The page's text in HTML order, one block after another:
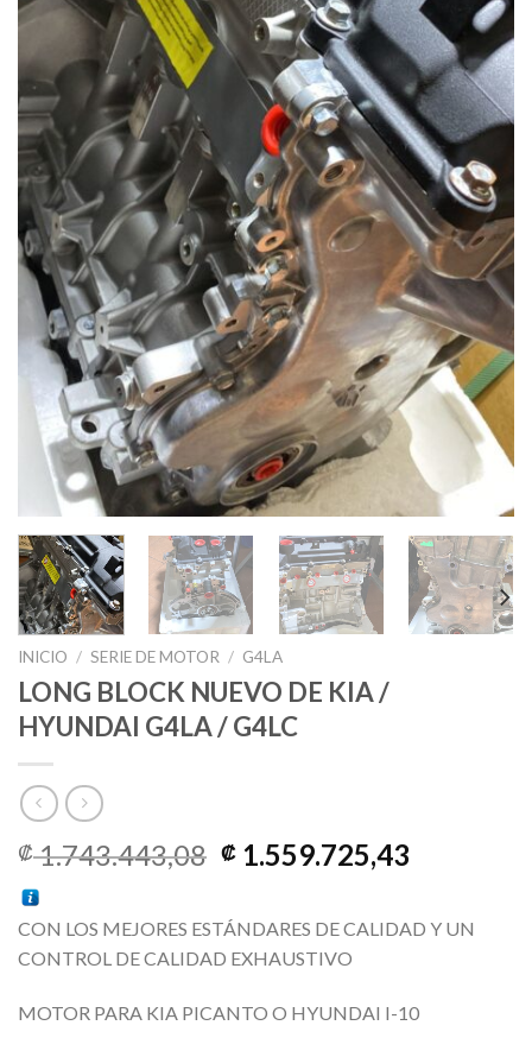
INICIO / SERIE DE MOTOR / G4LA
LONG BLOCK NUEVO DE KIA /
HYUNDAI G4LA / G4LC
₡1.743.443,08 El
original
era:
₡ 1.743.443,08.
₡ 1.559.725,43
es:
CON LOS MEJORES ESTÁNDARES DE CALIDAD Y UN
CONTROL DE CALIDAD EXHAUSTIVO
MOTOR PARA KIA PICANTO O HYUNDAI I-10